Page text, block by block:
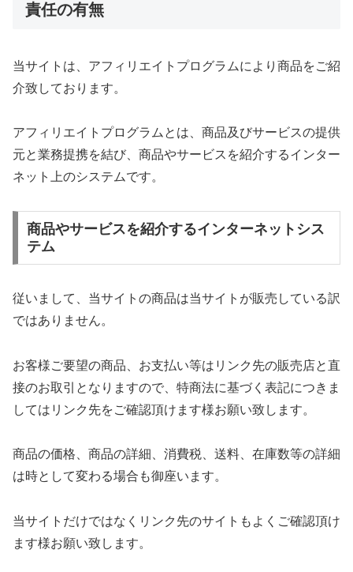
責任の有無
当サイトは、アフィリエイトプログラムにより商品をご紹
介致しております。
アフィリエイトプログラムとは、商品及びサービスの提供
元と業務提携を結び、商品やサービスを紹介するインター
ネット上のシステムです。
商品やサービスを紹介するインターネットシス
テム
従いまして、当サイトの商品は当サイトが販売している訳
ではありません。
お客様ご要望の商品、お支払い等はリンク先の販売店と直
接のお取引となりますので、特商法に基づく表記につきま
してはリンク先をご確認頂けます様お願い致します。
商品の価格、商品の詳細、消費税、送料、在庫数等の詳細
は時として変わる場合も御座います。
当サイトだけではなくリンク先のサイトもよくご確認頂け
ます様お願い致します。